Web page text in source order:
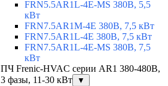
FRN5.5AR1L-4E-MS 380В, 5,5
кВт
FRN7.5AR1M-4E 380В, 7,5 кВт
FRN7.5AR1L-4E 380В, 7,5 кВт
FRN7.5AR1L-4E-MS 380В, 7,5
кВт
ПЧ Frenic-HVAC серии AR1 380-480В,
3 фазы, 11-30 кВт
▼